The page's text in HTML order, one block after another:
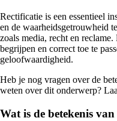
Rectificatie is een essentieel
en de waarheidsgetrouwheid
zoals media, recht en
begrijpen en correct toe te
geloofwaardigheid.
Heb je nog vragen over de
weten over dit onderwerp?
Wat is de betekenis